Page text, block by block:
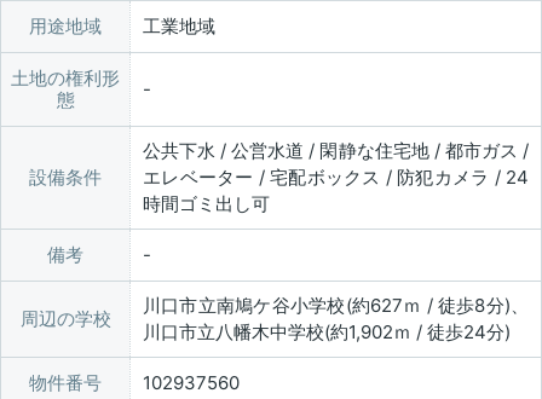
用途地域 工業地域
土地の権利形
態
設備条件
公共下水 / 公営水道 / 閑静な住宅地 / 都市ガス /
エレベーター / 宅配ボックス / 防犯カメラ / 24
時間ゴミ出し可
備考
周辺の学校
川口市立南鳩ケ谷小学校(約627ｍ / 徒歩8分)、
川口市立八幡木中学校(約1,902ｍ / 徒歩24分)
物件番号 102937560